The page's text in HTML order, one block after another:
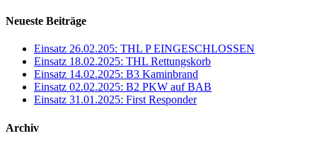
Neueste Beiträge
Einsatz 26.02.205: THL P EINGESCHLOSSEN
Einsatz 18.02.2025: THL Rettungskorb
Einsatz 14.02.2025: B3 Kaminbrand
Einsatz 02.02.2025: B2 PKW auf BAB
Einsatz 31.01.2025: First Responder
Archiv